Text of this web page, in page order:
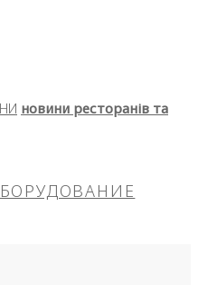
новини ресторанів та